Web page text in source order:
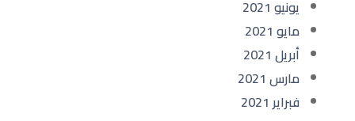
يونيو 2021
مايو 2021
أبريل 2021
مارس 2021
فبراير 2021